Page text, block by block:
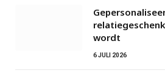
wordt
6 JULI 2026